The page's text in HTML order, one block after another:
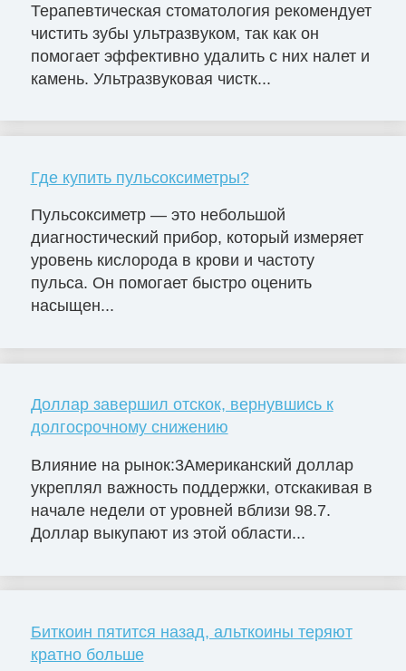
Терапевтическая стоматология рекомендует
чистить зубы ультразвуком, так как он
помогает эффективно удалить с них налет и
камень. Ультразвуковая чистк...
Где купить пульсоксиметры?
Пульсоксиметр — это небольшой
диагностический прибор, который измеряет
уровень кислорода в крови и частоту
пульса. Он помогает быстро оценить
насыщен...
Доллар завершил отскок, вернувшись к
долгосрочному снижению
Влияние на рынок:3Американский доллар
укреплял важность поддержки, отскакивая в
начале недели от уровней вблизи 98.7.
Доллар выкупают из этой области...
Биткоин пятится назад, альткоины теряют
кратно больше